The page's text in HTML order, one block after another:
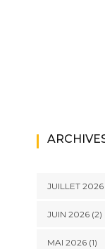
JUILLET 2026
JUIN 2026(2)
MAI 2026(1)